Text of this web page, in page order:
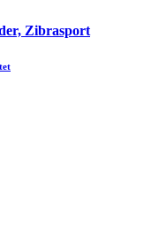
Zibrasport